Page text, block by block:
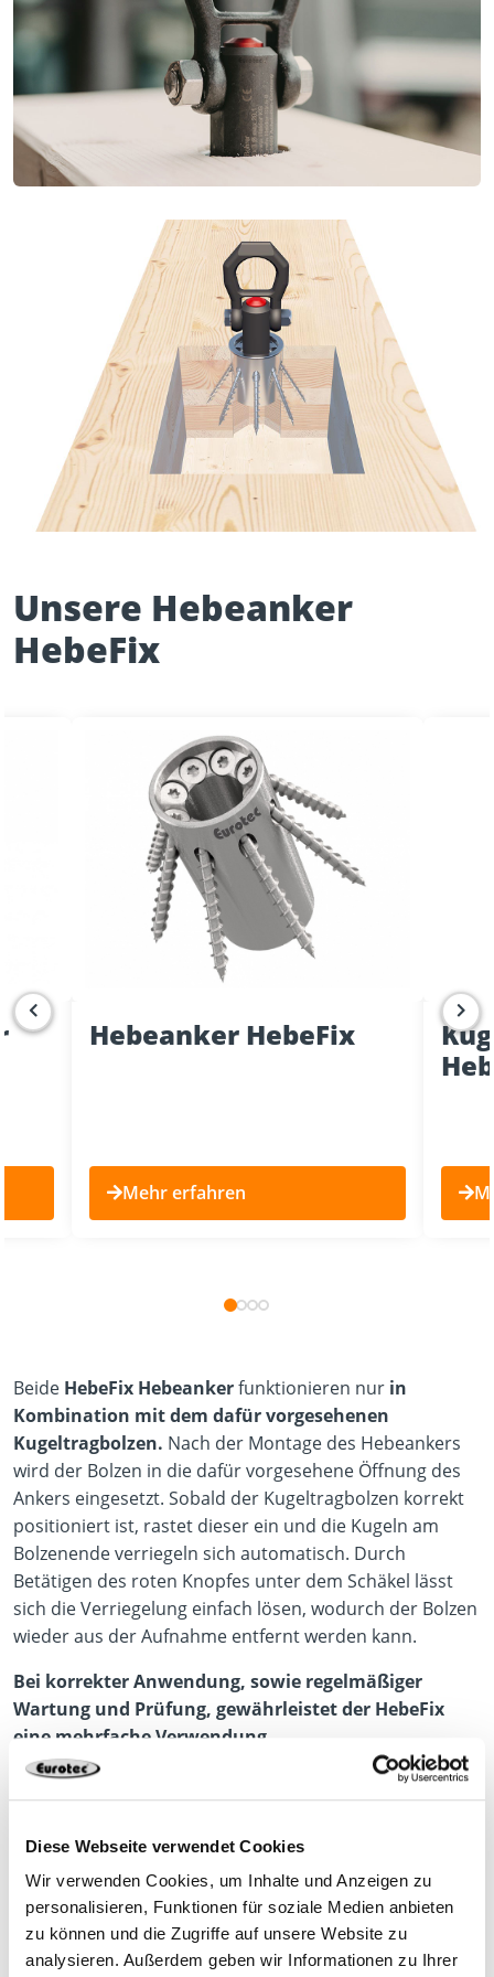
Diese Webseite verwendet Cookies
Wir verwenden Cookies, um Inhalte und Anzeigen zu
personalisieren, Funktionen für soziale Medien anbieten
zu können und die Zugriffe auf unsere Website zu
analysieren. Außerdem geben wir Informationen zu Ihrer
Unsere Hebeanker
HebeFix
Hebeanker HebeFix
Mehr erfahren
Beide HebeFix Hebeankerfunktionieren nur in
Kombination mit dem dafür vorgesehenen
Kugeltragbolzen. Nach der Montage des Hebeankers
wird der Bolzen in die dafür vorgesehene Öffnung des
Ankers eingesetzt. Sobald der Kugeltragbolzen korrekt
positioniert ist, rastet dieser ein und die Kugeln am
Bolzenende verriegeln sich automatisch. Durch
Betätigen des roten Knopfes unter dem Schäkel lässt
sich die Verriegelung einfach lösen, wodurch der Bolzen
wieder aus der Aufnahme entfernt werden kann.
Bei korrekter Anwendung, sowie regelmäßiger
Wartung und Prüfung, gewährleistet der HebeFix
eine mehrfache Verwendung.
Wichtig!:Sowohl der Hebeanker HebeFix als auch
Bedingungen. Beachten Sie daher stets die
spezifischen Anweisungen und Angaben in den
passenden Produktdatenblättern und
Bedienungsanleitungen. Diese Dokumente
enthalten wichtige Informationen zur korrekten